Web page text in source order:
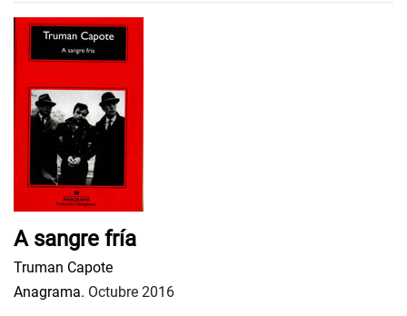
A sangre fría
Truman Capote
Anagrama. Octubre 2016